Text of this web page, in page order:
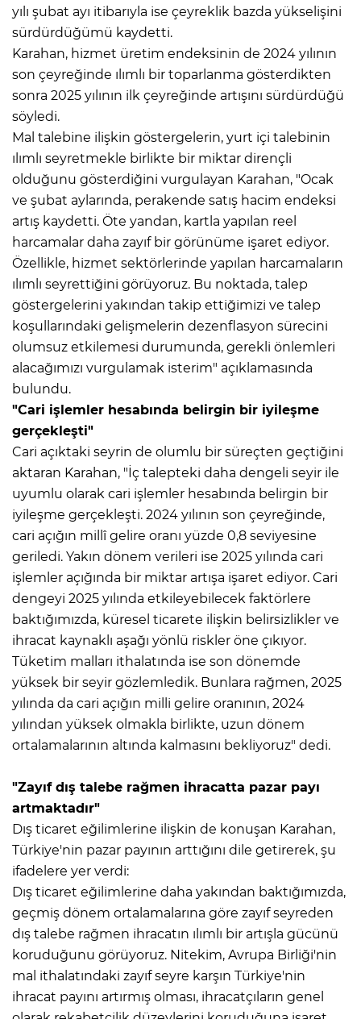
yılı şubat ayı itibarıyla ise çeyreklik bazda yükselişini
sürdürdüğümü kaydetti.
Karahan, hizmet üretim endeksinin de 2024 yılının
son çeyreğinde ılımlı bir toparlanma gösterdikten
sonra 2025 yılının ilk çeyreğinde artışını sürdürdüğü
söyledi.
Mal talebine ilişkin göstergelerin, yurt içi talebinin
ılımlı seyretmekle birlikte bir miktar dirençli
olduğunu gösterdiğini vurgulayan Karahan, "Ocak
ve şubat aylarında, perakende satış hacim endeksi
artış kaydetti. Öte yandan, kartla yapılan reel
harcamalar daha zayıf bir görünüme işaret ediyor.
Özellikle, hizmet sektörlerinde yapılan harcamaların
ılımlı seyrettiğini görüyoruz. Bu noktada, talep
göstergelerini yakından takip ettiğimizi ve talep
koşullarındaki gelişmelerin dezenflasyon sürecini
olumsuz etkilemesi durumunda, gerekli önlemleri
alacağımızı vurgulamak isterim" açıklamasında
bulundu.
"Cari işlemler hesabında belirgin bir iyileşme
gerçekleşti"
Cari açıktaki seyrin de olumlu bir süreçten geçtiğini
aktaran Karahan, "İç talepteki daha dengeli seyir ile
uyumlu olarak cari işlemler hesabında belirgin bir
iyileşme gerçekleşti. 2024 yılının son çeyreğinde,
cari açığın millî gelire oranı yüzde 0,8 seviyesine
geriledi. Yakın dönem verileri ise 2025 yılında cari
işlemler açığında bir miktar artışa işaret ediyor. Cari
dengeyi 2025 yılında etkileyebilecek faktörlere
baktığımızda, küresel ticarete ilişkin belirsizlikler ve
ihracat kaynaklı aşağı yönlü riskler öne çıkıyor.
Tüketim malları ithalatında ise son dönemde
yüksek bir seyir gözlemledik. Bunlara rağmen, 2025
yılında da cari açığın milli gelire oranının, 2024
yılından yüksek olmakla birlikte, uzun dönem
ortalamalarının altında kalmasını bekliyoruz" dedi.
"Zayıf dış talebe rağmen ihracatta pazar payı
artmaktadır"
Dış ticaret eğilimlerine ilişkin de konuşan Karahan,
Türkiye'nin pazar payının arttığını dile getirerek, şu
ifadelere yer verdi:
Dış ticaret eğilimlerine daha yakından baktığımızda,
geçmiş dönem ortalamalarına göre zayıf seyreden
dış talebe rağmen ihracatın ılımlı bir artışla gücünü
koruduğunu görüyoruz. Nitekim, Avrupa Birliği'nin
mal ithalatındaki zayıf seyre karşın Türkiye'nin
ihracat payını artırmış olması, ihracatçıların genel